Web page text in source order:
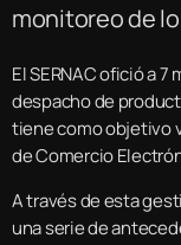
monitoreo de
El SERNAC ofició a
despacho de
tiene como objetivo
de Comercio
A través de esta
una serie de